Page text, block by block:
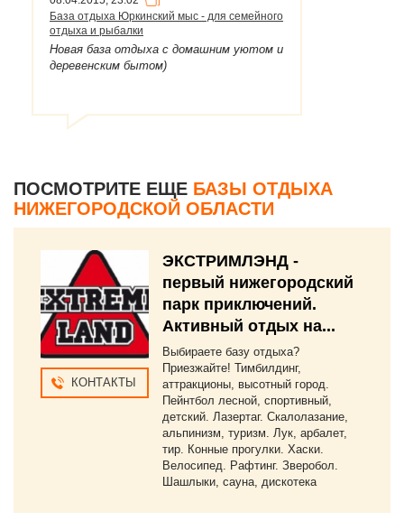
База отдыха Юркинский мыс - для семейного
отдыха и рыбалки
Новая база отдыха с домашним уютом и
деревенским бытом)
ПОСМОТРИТЕ ЕЩЕ БАЗЫ ОТДЫХА
НИЖЕГОРОДСКОЙ ОБЛАСТИ
КОНТАКТЫ
ЭКСТРИМЛЭНД -
первый нижегородский
парк приключений.
Активный отдых на...
Выбираете базу отдыха?
Приезжайте! Тимбилдинг,
аттракционы, высотный город.
Пейнтбол лесной, спортивный,
детский. Лазертаг. Скалолазание,
альпинизм, туризм. Лук, арбалет,
тир. Конные прогулки. Хаски.
Велосипед. Рафтинг. Зверобол.
Шашлыки, сауна, дискотека